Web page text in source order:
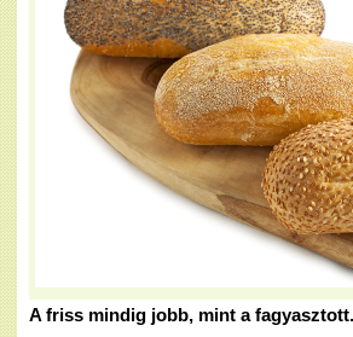
A friss mindig jobb, mint a fagyasztott.